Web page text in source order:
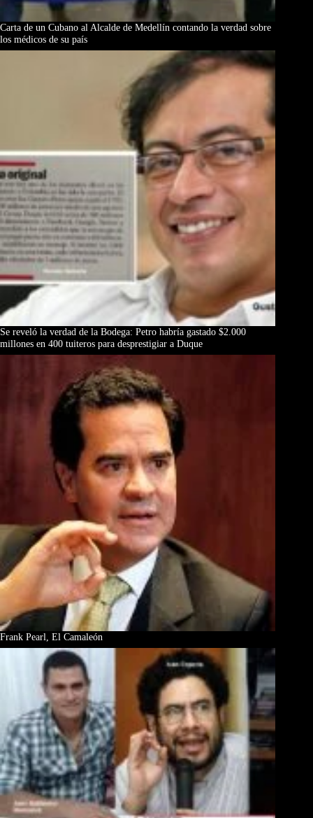
Carta de un Cubano al Alcalde de Medellín contando la verdad sobre
los médicos de su país
Se reveló la verdad de la Bodega: Petro habría gastado $2.000
millones en 400 tuiteros para desprestigiar a Duque
Frank Pearl, El Camaleón